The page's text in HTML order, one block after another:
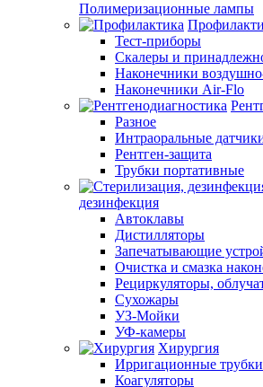
Полимеризационные лампы
Тест-приборы
Скалеры и
Наконечники
Наконечники Air-Flo
Разное
Интраоральные
Рентген-защита
Трубки портативные
дезинфекция
Автоклавы
Дистилляторы
Запечатывающие
Очистка и смазка
Рециркуляторы,
Сухожары
УЗ-Мойки
УФ-камеры
Хирургия
Ирригационные трубки
Коагуляторы